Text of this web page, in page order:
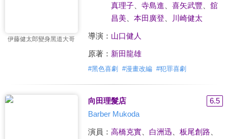
伊藤健太郎變身黑道大哥
真理子、 寺島進 喜矢武豐
舘
昌美、 本田廣登 川崎健太
導演： 山口健人
原著： 新田龍雄
#黑色喜劇 #漫畫改編 #犯罪喜劇
向田理髮店
6.5
Barber Mukoda
演員： 高橋克實、 白洲迅 板尾創路